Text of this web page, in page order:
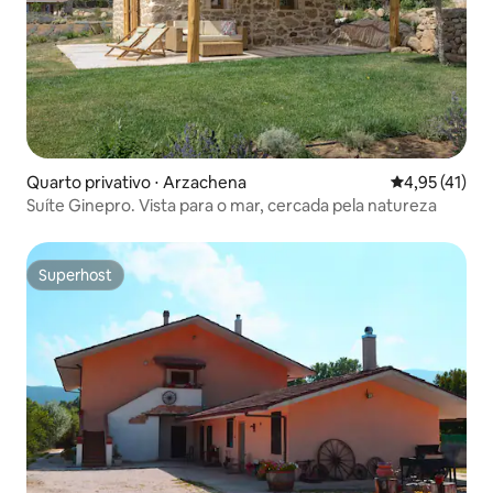
Quarto privativo ⋅ Arzachena 4,95 de uma
4,95 (41)
Suíte Ginepro. Vista para o mar, cercada pela natureza
Superhost
Superhost